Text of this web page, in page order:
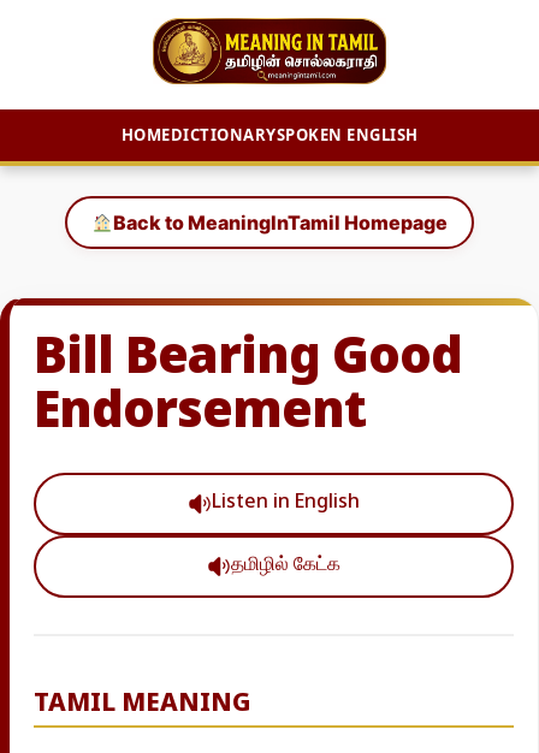
HOMEDICTIONARYSPOKEN ENGLISH
content
Back to MeaningInTamil Homepage
Bill Bearing Good
Endorsement
Listen in English
தமிழில் கேட்க
TAMIL MEANING